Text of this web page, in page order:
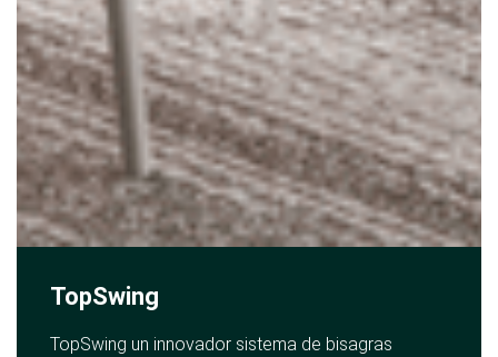
TopSwing
TopSwing un innovador sistema de bisagras